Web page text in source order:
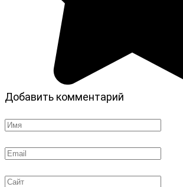
Добавить комментарий
Имя
Email
Сайт